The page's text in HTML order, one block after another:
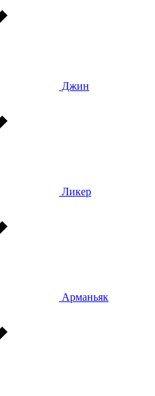
Джин
Ликер
Арманьяк